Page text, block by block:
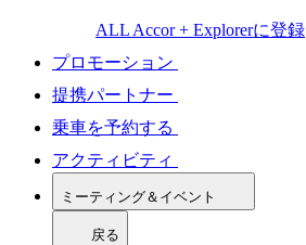
ALL Accor + Explorerに登録
プロモーション
提携パートナー
乗車を予約する
アクティビティ
ミーティング＆イベント
戻る